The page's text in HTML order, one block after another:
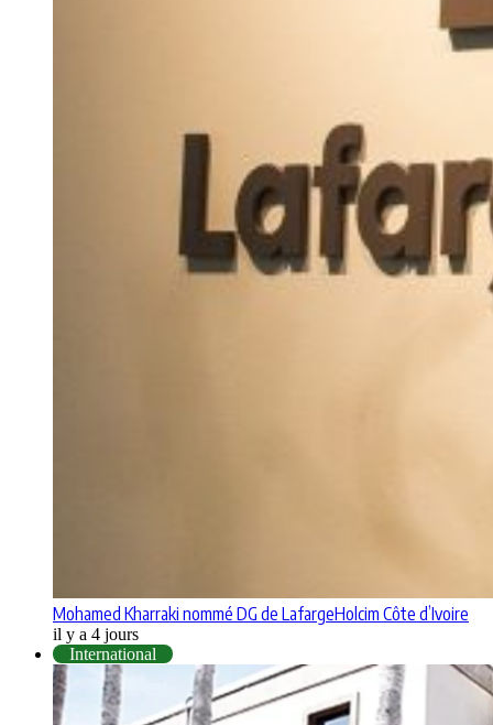
Mohamed Kharraki nommé DG de LafargeHolcim Côte d’Ivoire
il y a 4 jours
International